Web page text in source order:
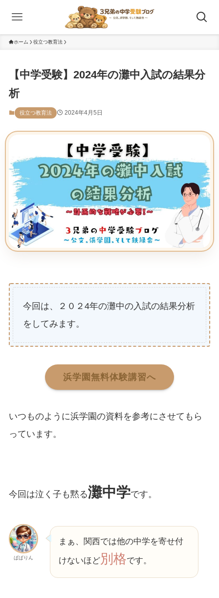
ホーム 役立つ教育法
【中学受験】2024年の灘中入試の結果分
析
役立つ教育法 2024年4月5日
今回は、２０２4年の灘中の入試の結果分析
をしてみます。
浜学園無料体験講習へ
いつものように浜学園の資料を参考にさせてもら
っています。
今回は泣く子も黙る灘中学です。
ぱぱりん
まぁ、関西では他の中学を寄せ付
けないほど別格です。